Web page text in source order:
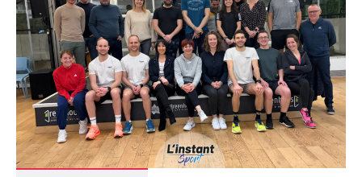
FEB. 2026